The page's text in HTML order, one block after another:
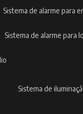
sistema de alarme para
sistema de alarme para
sistema de